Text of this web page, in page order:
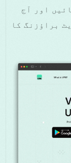
اور آج
براؤزنگ کا